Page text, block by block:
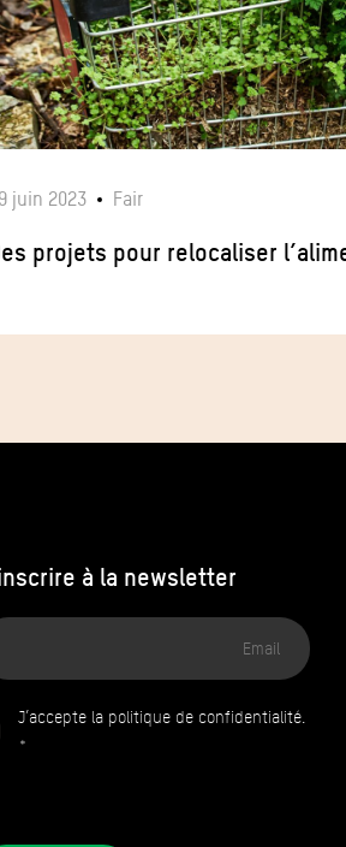
juin 2023 Fair
projets pour relocaliser
à la newsletter
J’accepte la politique de confidentialité.
*